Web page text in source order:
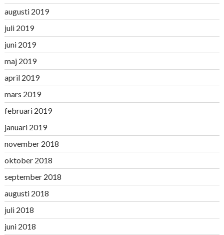
augusti 2019
juli 2019
juni 2019
maj 2019
april 2019
mars 2019
februari 2019
januari 2019
november 2018
oktober 2018
september 2018
augusti 2018
juli 2018
juni 2018